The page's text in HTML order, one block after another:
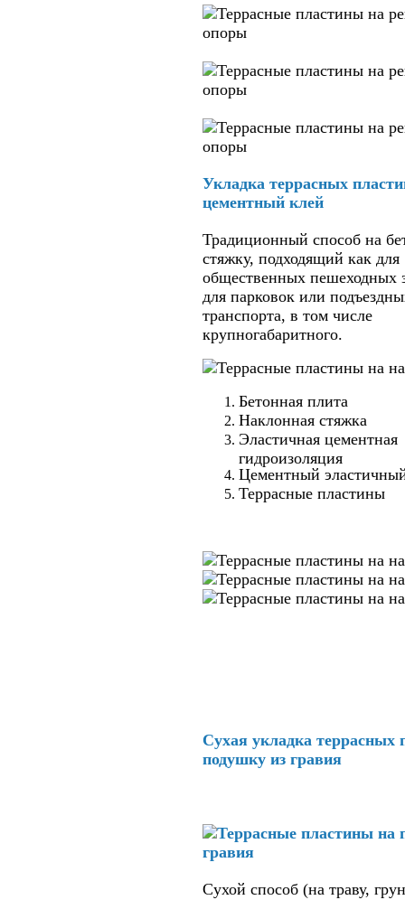
Укладка террасных
цементный клей
Традиционный способ на
стяжку, подходящий как для
общественных пешеходных
для парковок или
транспорта, в том числе
крупногабаритного.
Бетонная плита
Наклонная стяжка
Эластичная цементная
гидроизоляция
Цементный
Террасные пластины
Сухая укладка террасных
подушку из гравия
Сухой способ (на траву,